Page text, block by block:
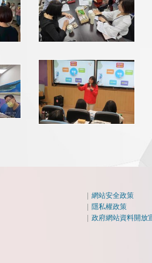
|網站安全政策
|隱私權政策
|政府網站資料開放